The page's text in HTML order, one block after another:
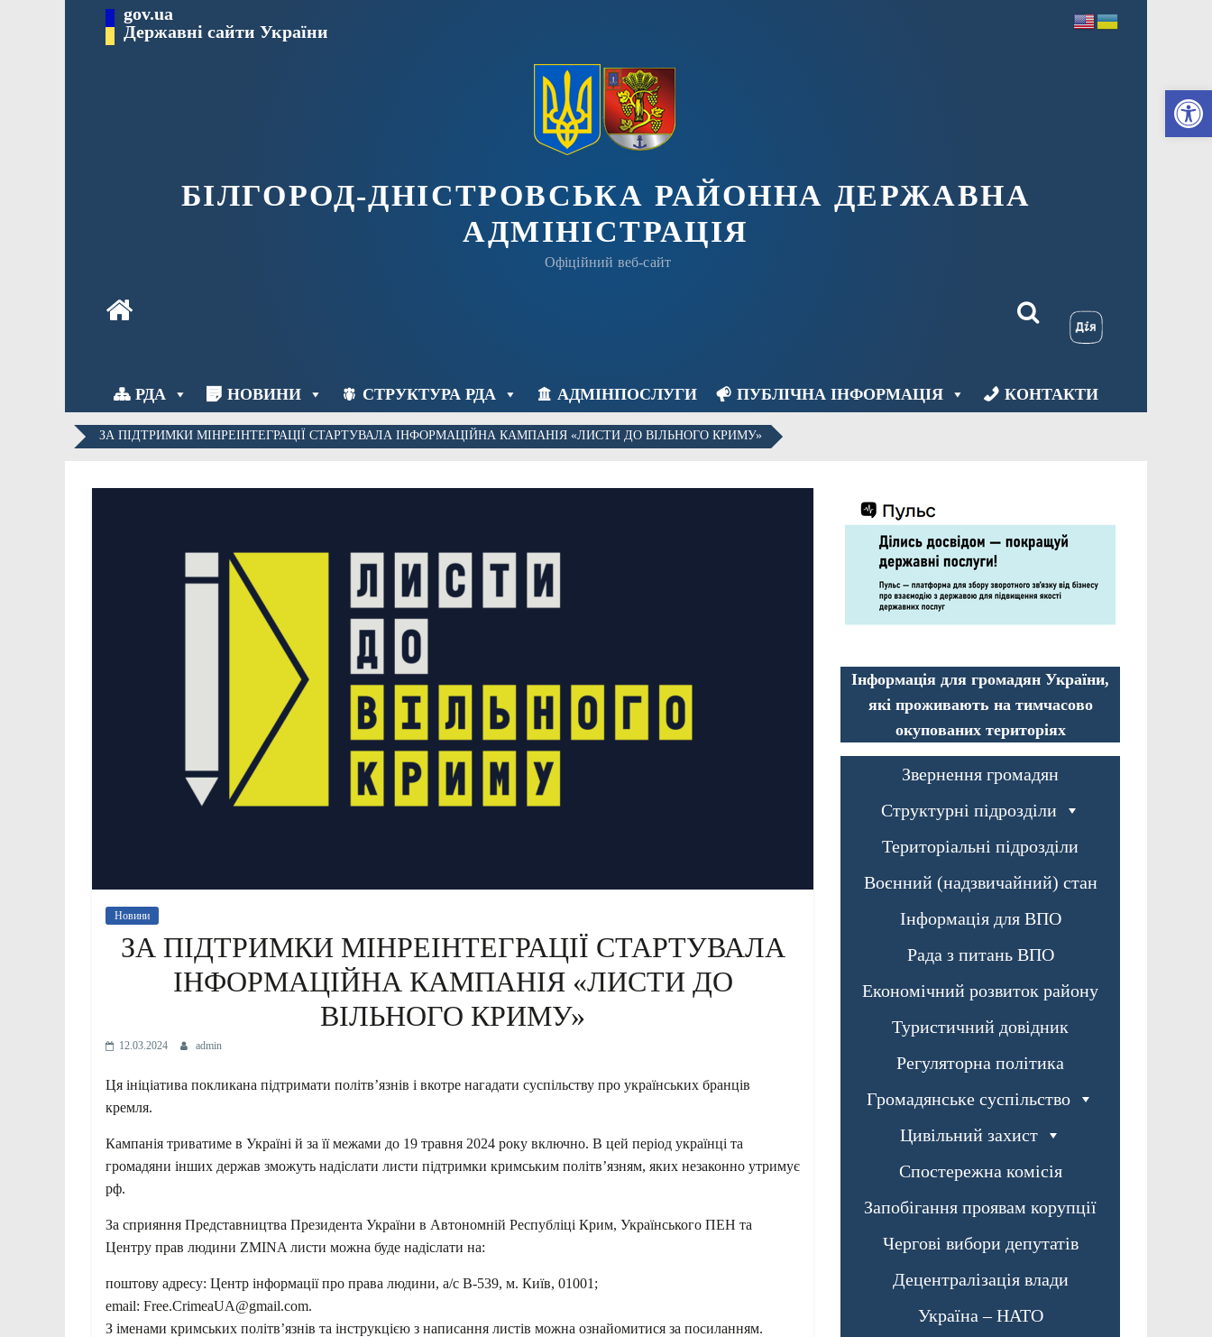
gov.ua
Державні сайти України
БІЛГОРОД-ДНІСТРОВСЬКА РАЙОННА ДЕРЖАВНА
АДМІНІСТРАЦІЯ
Офіційний веб-сайт
РДА НОВИНИ СТРУКТУРА РДА АДМІНПОСЛУГИ ПУБЛІЧНА ІНФОРМАЦІЯ КОНТАКТИ
ЗА ПІДТРИМКИ МІНРЕІНТЕГРАЦІЇ СТАРТУВАЛА ІНФОРМАЦІЙНА КАМПАНІЯ «ЛИСТИ ДО ВІЛЬНОГО КРИМУ»
Новини
ЗА ПІДТРИМКИ МІНРЕІНТЕГРАЦІЇ СТАРТУВАЛА
ІНФОРМАЦІЙНА КАМПАНІЯ «ЛИСТИ ДО
ВІЛЬНОГО КРИМУ»
12.03.2024 admin
Ця ініціатива покликана підтримати політв’язнів і вкотре нагадати суспільству про українських бранців
кремля.
Кампанія триватиме в Україні й за її межами до 19 травня 2024 року включно. В цей період українці та
громадяни інших держав зможуть надіслати листи підтримки кримським політв’язням, яких незаконно утримує
рф.
За сприяння Представництва Президента України в Автономній Республіці Крим, Українського ПЕН та
Центру прав людини ZMINA листи можна буде надіслати на:
поштову адресу: Центр інформації про права людини, а/с В-539, м. Київ, 01001;
email: Free.CrimeaUA@gmail.com.
З іменами кримських політвʼязнів та інструкцією з написання листів можна ознайомитися за посиланням.
Інформація для громадян України,
які проживають на тимчасово
окупованих територіях
Звернення громадян
Структурні підрозділи
Територіальні підрозділи
Воєнний (надзвичайний) стан
Інформація для ВПО
Рада з питань ВПО
Економічний розвиток району
Туристичний довідник
Регуляторна політика
Громадянське суспільство
Цивільний захист
Спостережна комісія
Запобігання проявам корупції
Чергові вибори депутатів
Децентралізація влади
Україна – НАТО